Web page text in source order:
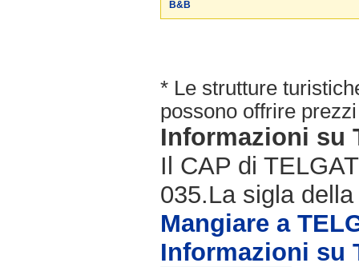
B&B
* Le strutture
possono offrire
Informazioni su
Il CAP di
035.La sigla
Mangiare a
Informazioni su